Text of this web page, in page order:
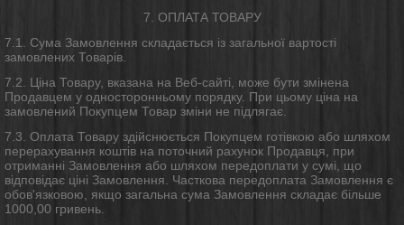
7. ОПЛАТА ТОВАРУ
7.1. Сума Замовлення складається із загальної вартості
замовлених Товарів.
7.2. Ціна Товару, вказана на Веб-сайті, може бути змінена
Продавцем у односторонньому порядку. При цьому ціна на
замовлений Покупцем Товар зміни не підлягає.
7.3. Оплата Товару здійснюється Покупцем готівкою або шляхом
перерахування коштів на поточний рахунок Продавця, при
отриманні Замовлення або шляхом передоплати у сумі, що
відповідає ціні Замовлення. Часткова передоплата Замовлення є
обов'язковою, якщо загальна сума Замовлення складає більше
1000,00 гривень.